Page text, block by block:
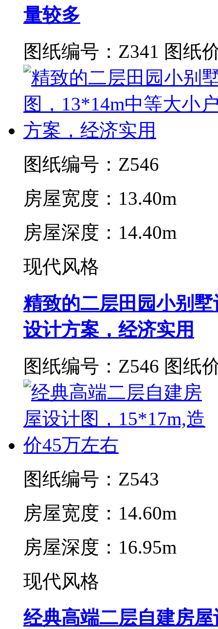
量较多
图纸编号：Z341 图纸
图纸编号：Z546
房屋宽度：13.40m
房屋深度：14.40m
现代风格
精致的二层田园小别
设计方案，经济实用
图纸编号：Z546 图纸
图纸编号：Z543
房屋宽度：14.60m
房屋深度：16.95m
现代风格
经典高端二层自建房